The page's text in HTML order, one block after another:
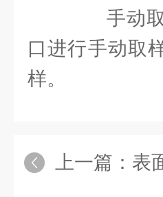
手动取
口进行手动取
样。
上一篇： 表